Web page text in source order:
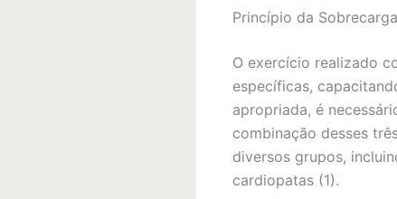
Princípio da Sobrecarga
O exercício realizado
específicas,
apropriada, é
combinação desses
diversos grupos,
cardiopatas (1).